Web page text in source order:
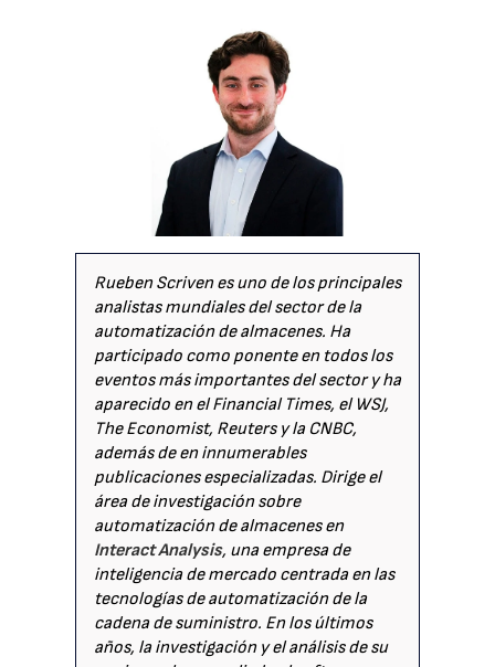
Rueben Scriven es uno de los principales
analistas mundiales del sector de la
automatización de almacenes. Ha
participado como ponente en todos los
eventos más importantes del sector y ha
aparecido en el Financial Times, el WSJ,
The Economist, Reuters y la CNBC,
además de en innumerables
publicaciones especializadas. Dirige el
área de investigación sobre
automatización de almacenes en
Interact Analysis, una empresa de
inteligencia de mercado centrada en las
tecnologías de automatización de la
cadena de suministro. En los últimos
años, la investigación y el análisis de su